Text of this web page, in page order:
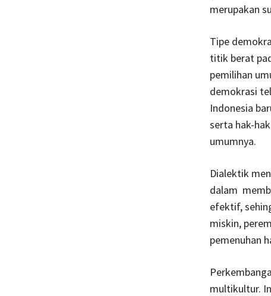
merupakan
Tipe
titik berat
pemilihan
demokrasi
Indonesia
serta hak-
umumnya.
Dialektik
dalam
efektif,
miskin,
pemenuhan
multikultur.